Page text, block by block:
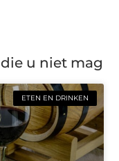
die u niet mag
ETEN EN DRINKEN